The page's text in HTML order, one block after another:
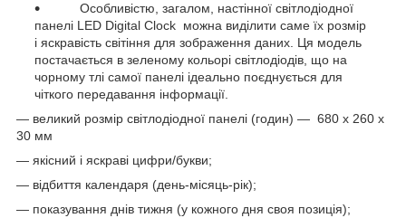
Особливістю, загалом, настінної світлодіодної
панелі LED Digital Clock можна виділити саме їх розмір
і яскравість світіння для зображення даних. Ця модель
постачається в зеленому кольорі світлодіодів, що на
чорному тлі самої панелі ідеально поєднується для
чіткого передавання інформації.
― великий розмір світлодіодної панелі (годин) — 680 x 260 x
30 мм
― якісний і яскраві цифри/букви;
― відбиття календаря (день-місяць-рік);
― показування днів тижня (у кожного дня своя позиція);